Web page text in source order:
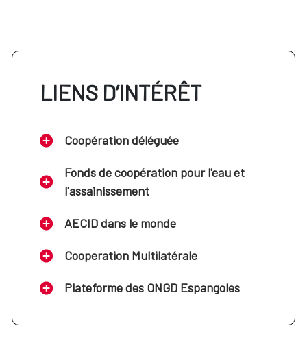
LIENS D’INTÉRÊT
Coopération déléguée
Fonds de coopération pour l'eau et
l'assainissement
AECID dans le monde
Cooperation Multilatérale
Plateforme des ONGD Espangoles